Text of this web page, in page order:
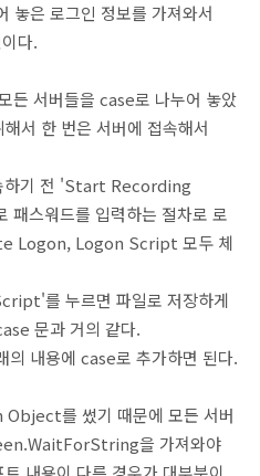
놓은 로그인 정보를 가져와서
다.
든 서버들을 case로 나누어 놓았
서 한 번은 서버에 접속해서
하기 전 'Start Recording
스워드를 입력하는 절차로 로
Logon, Logon Script 모두 체
를 누르면 파일로 저장하게
문과 거의 같다.
의 내용에 case로 추가하면 된다.
를 썼기 때문에 모든 서버
을 가져와야